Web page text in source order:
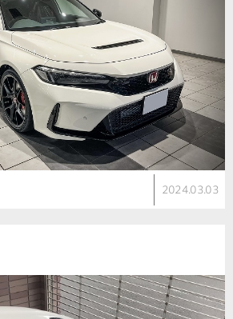
2024.03.03